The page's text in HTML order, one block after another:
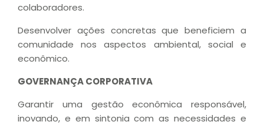
colaboradores.
Desenvolver ações concretas que beneficiem a
comunidade nos aspectos ambiental, social e
econômico.
GOVERNANÇA CORPORATIVA
Garantir uma gestão econômica responsável,
inovando, e em sintonia com as necessidades e